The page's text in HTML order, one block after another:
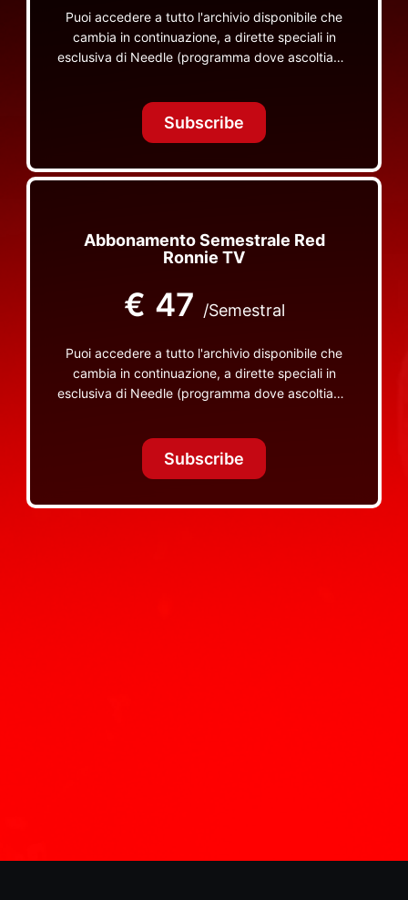
Puoi accedere a tutto l'archivio disponibile che
cambia in continuazione, a dirette speciali in
esclusiva di Needle (programma dove ascoltiamo
TV non visibili da nessuna altra parte
Subscribe
Abbonamento Semestrale Red
Ronnie TV
€ 47 /Semestral
Puoi accedere a tutto l'archivio disponibile che
cambia in continuazione, a dirette speciali in
esclusiva di Needle (programma dove ascoltiamo
TV non visibili da nessuna altra parte
Subscribe